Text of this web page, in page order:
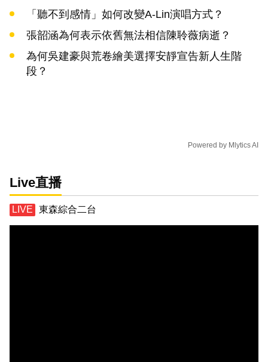
「聽不到感情」如何改變A-Lin演唱方式？
張韶涵為何表示依舊無法相信陳聆薇病逝？
為何吳建豪與荒卷繪美選擇安靜宣告新人生階
段？
Powered by Mlytics AI
Live直播
東森綜合二台